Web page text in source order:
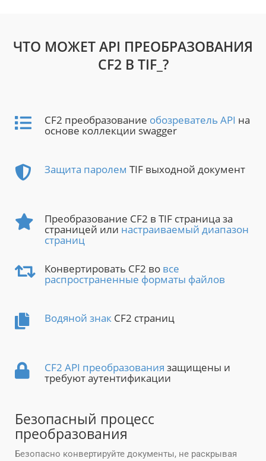
ЧТО МОЖЕТ API ПРЕОБРАЗОВАНИЯ
CF2 В TIF_?
CF2 преобразование обозреватель API на
основе коллекции swagger
Защита паролем TIF выходной документ
Преобразование CF2 в TIF страница за
страницей или настраиваемый диапазон
страниц
Конвертировать CF2 во все
распространенные форматы файлов
Водяной знак CF2 страниц
CF2 API преобразования защищены и
требуют аутентификации
Безопасный процесс
преобразования
Безопасно конвертируйте документы, не раскрывая